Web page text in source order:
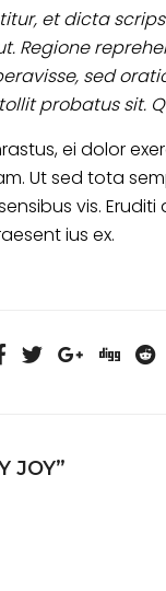
et dicta
Regione
sed
probatus sit.
ei dolor
Ut sed tota
vis.
ius ex.
JOY”